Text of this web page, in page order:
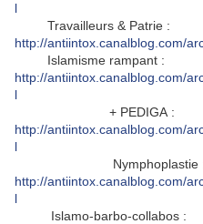
l
Travailleurs & Patrie :
http://antiintox.canalblog.com/
Islamisme rampant :
http://antiintox.canalblog.com/
l
+ PEDIGA :
http://antiintox.canalblog.com/
l
Nymphoplastie
http://antiintox.canalblog.com/
l
Islamo-barbo-collabos :